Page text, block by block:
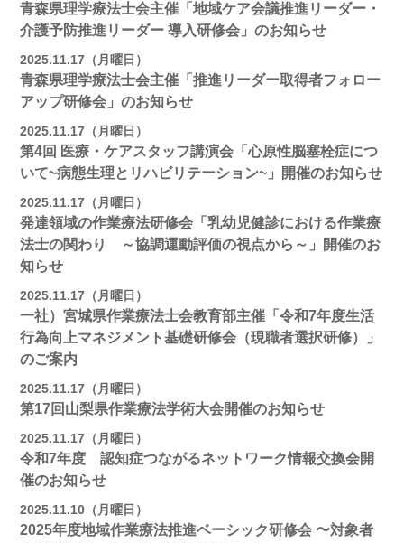
青森県理学療法士会主催「地域ケア会議推進リーダー・
介護予防推進リーダー 導入研修会」のお知らせ
2025.11.17（月曜日）
青森県理学療法士会主催「推進リーダー取得者フォロー
アップ研修会」のお知らせ
2025.11.17（月曜日）
第4回 医療・ケアスタッフ講演会「心原性脳塞栓症につ
いて~病態生理とリハビリテーション~」開催のお知らせ
2025.11.17（月曜日）
発達領域の作業療法研修会「乳幼児健診における作業療
法士の関わり ～協調運動評価の視点から～」開催のお
知らせ
2025.11.17（月曜日）
一社）宮城県作業療法士会教育部主催「令和7年度生活
行為向上マネジメント基礎研修会（現職者選択研修）」
のご案内
2025.11.17（月曜日）
第17回山梨県作業療法学術大会開催のお知らせ
2025.11.17（月曜日）
令和7年度 認知症つながるネットワーク情報交換会開
催のお知らせ
2025.11.10（月曜日）
2025年度地域作業療法推進ベーシック研修会 〜対象者